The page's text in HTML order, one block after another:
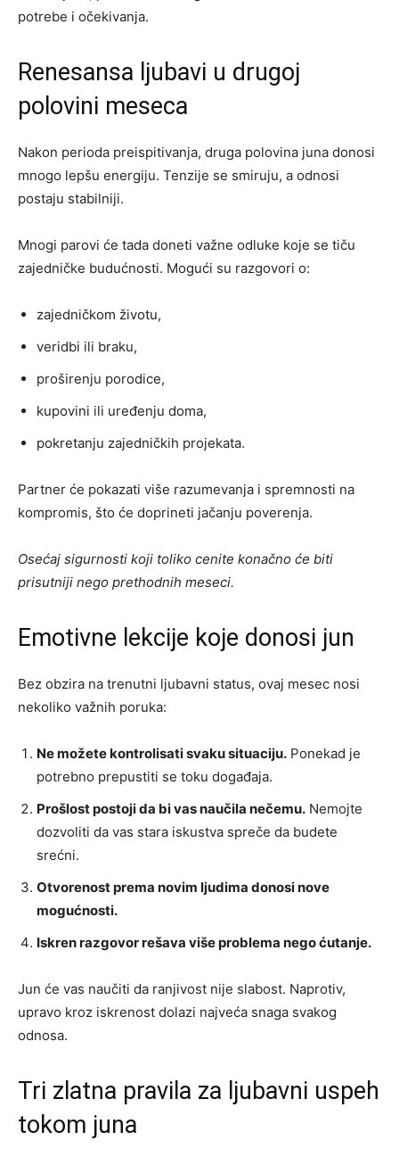
potrebe i očekivanja.
Renesansa ljubavi u drugoj
polovini meseca
Nakon perioda preispitivanja, druga polovina juna donosi
mnogo lepšu energiju. Tenzije se smiruju, a odnosi
postaju stabilniji.
Mnogi parovi će tada doneti važne odluke koje se tiču
zajedničke budućnosti. Mogući su razgovori o:
zajedničkom životu,
veridbi ili braku,
proširenju porodice,
kupovini ili uređenju doma,
pokretanju zajedničkih projekata.
Partner će pokazati više razumevanja i spremnosti na
kompromis, što će doprineti jačanju poverenja.
Osećaj sigurnosti koji toliko cenite konačno će biti
prisutniji nego prethodnih meseci.
Emotivne lekcije koje donosi jun
Bez obzira na trenutni ljubavni status, ovaj mesec nosi
nekoliko važnih poruka:
Ne možete kontrolisati svaku situaciju. Ponekad je
potrebno prepustiti se toku događaja.
Prošlost postoji da bi vas naučila nečemu. Nemojte
dozvoliti da vas stara iskustva spreče da budete
srećni.
Otvorenost prema novim ljudima donosi nove
mogućnosti.
Iskren razgovor rešava više problema nego ćutanje.
Jun će vas naučiti da ranjivost nije slabost. Naprotiv,
upravo kroz iskrenost dolazi najveća snaga svakog
odnosa.
Tri zlatna pravila za ljubavni uspeh
tokom juna